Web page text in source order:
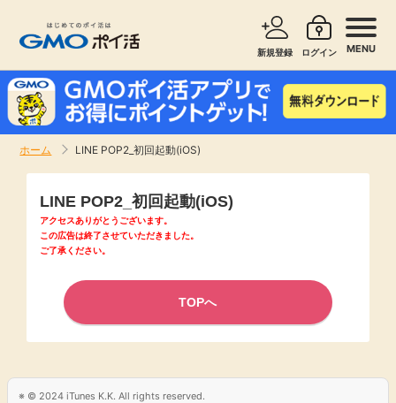
新規登録 ログイン MENU
ホーム LINE POP2_初回起動(iOS)
新着
即日還元
サービスで探す ショッピングで探す
無料サービス
エンタメ
クレジットカード
暮らし
LINE POP2_初回起動(iOS)
アクセスありがとうございます。
この広告は終了させていただきました。
ご了承ください。
TOPへ
© 2024 iTunes K.K. All rights reserved.